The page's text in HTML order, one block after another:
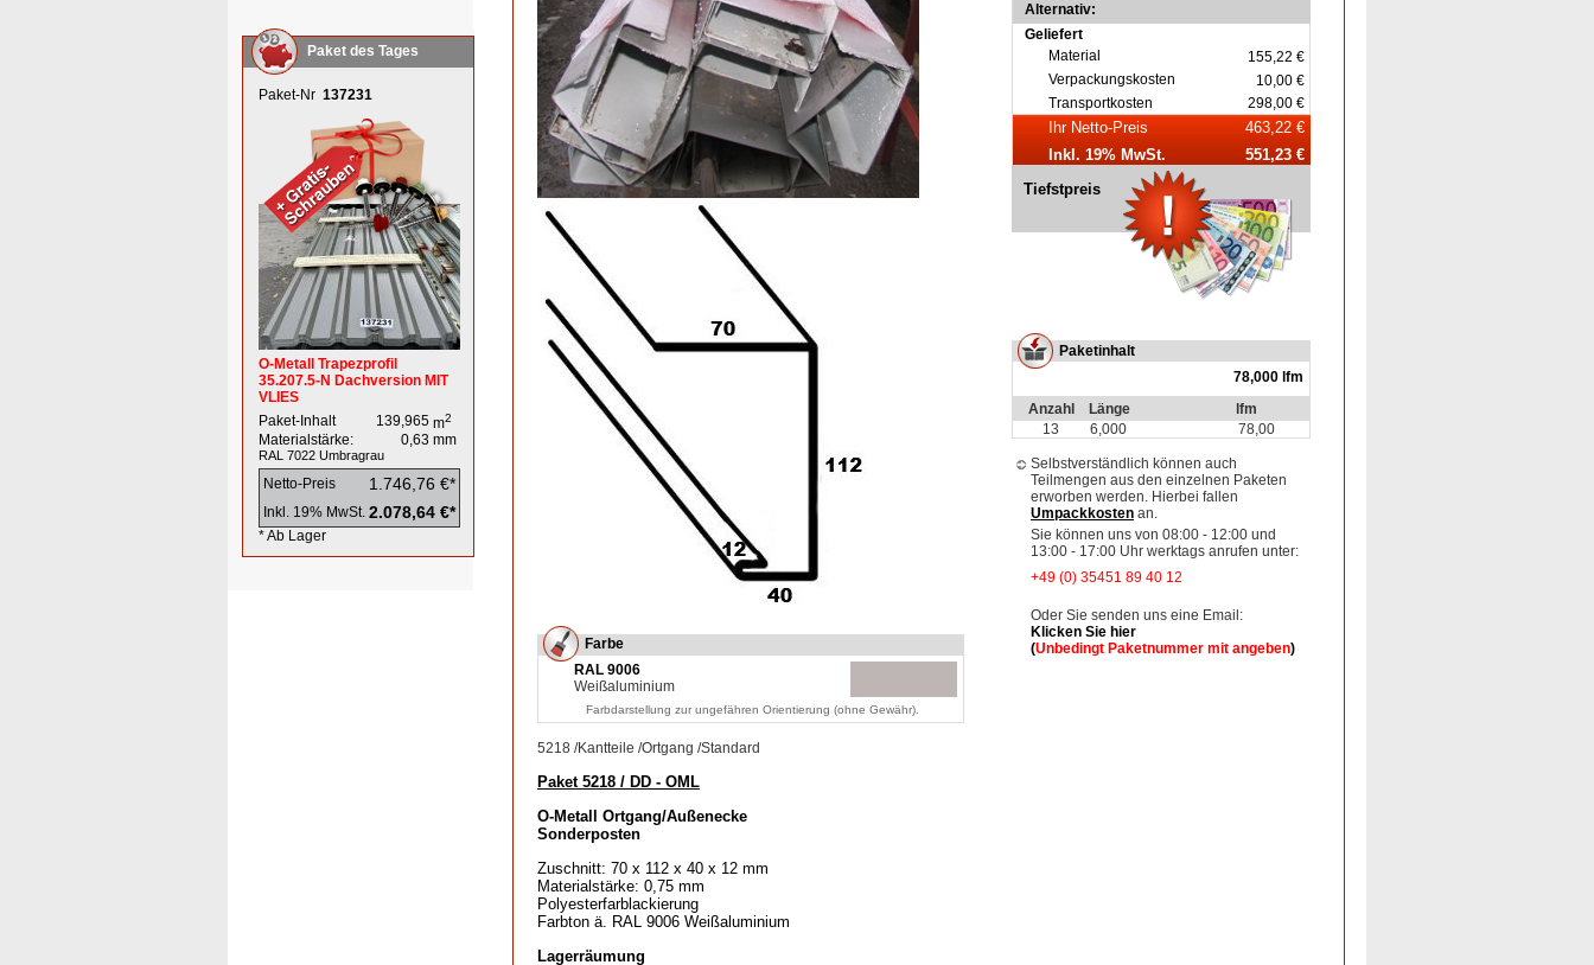
Paket des Tages
Paket-Nr 137231
O-Metall Trapezprofil
35.207.5-N Dachversion MIT
VLIES
Paket-Inhalt
139,965 m2
Materialstärke: 0,63 mm
RAL 7022 Umbragrau
Netto-Preis 1.746,76 €*
Inkl. 19% MwSt. 2.078,64 €*
* Ab Lager
Farbe
RAL 9006
Weißaluminium
Farbdarstellung zur ungefähren Orientierung (ohne Gewähr).
5218 /Kantteile /Ortgang /Standard
Paket 5218 / DD - OML
O-Metall Ortgang/Außenecke
Sonderposten
Zuschnitt: 70 x 112 x 40 x 12 mm
Materialstärke: 0,75 mm
Polyesterfarblackierung
Farbton ä. RAL 9006 Weißaluminium
Lagerräumung
Alternativ:
Geliefert
Material
155,22 €
Verpackungskosten
10,00 €
Transportkosten
298,00 €
Ihr Netto-Preis
463,22 €
Inkl. 19% MwSt.
551,23 €
Tiefstpreis
Paketinhalt
78,000 lfm
Anzahl
Länge
lfm
13
6,000 78,00
Selbstverständlich können auch
Teilmengen aus den einzelnen Paketen
erworben werden. Hierbei fallen
Umpackkosten an.
Sie können uns von 08:00 - 12:00 und
13:00 - 17:00 Uhr werktags anrufen unter:
+49 (0) 35451 89 40 12
Oder Sie senden uns eine Email:
Klicken Sie hier
(Unbedingt Paketnummer mit angeben)